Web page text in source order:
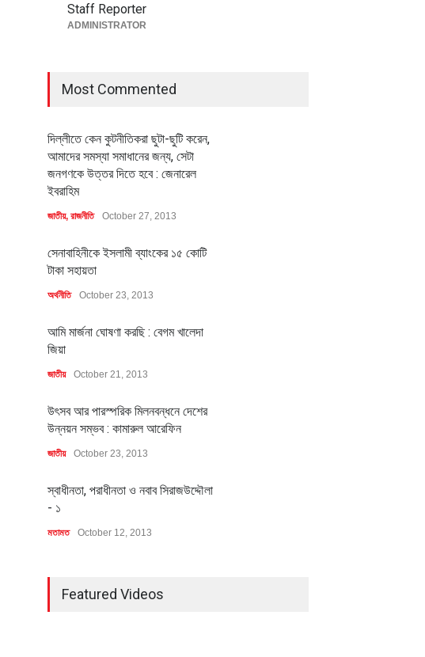
Staff Reporter
ADMINISTRATOR
Most Commented
দিল্লীতে কেন কুটনীতিকরা ছুটা-ছুটি করেন,
আমাদের সমস্যা সমাধানের জন্য, সেটা
জনগণকে উত্তর দিতে হবে : জেনারেল
ইবরাহিম
জাতীয়, রাজনীতি October 27, 2013
সেনাবাহিনীকে ইসলামী ব্যাংকের ১৫ কোটি
টাকা সহায়তা
অর্থনীতি October 23, 2013
আমি মার্জনা ঘোষণা করছি : বেগম খালেদা
জিয়া
জাতীয় October 21, 2013
উৎসব আর পারস্পরিক মিলনবন্ধনে দেশের
উন্নয়ন সম্ভব : কামারুল আরেফিন
জাতীয় October 23, 2013
স্বাধীনতা, পরাধীনতা ও নবাব সিরাজউদ্দৌলা
- ১
মতামত October 12, 2013
Featured Videos